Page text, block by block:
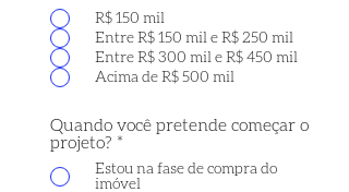
R$ 150 mil
Entre R$ 150 mil e R$ 250 mil
Entre R$ 300 mil e R$ 450 mil
Acima de R$ 500 mil
Quando você pretende começar o
projeto? *
Estou na fase de compra do
imóvel